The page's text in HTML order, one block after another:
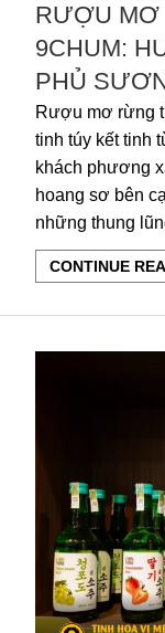
RƯỢU MƠ
9CHUM:
PHỦ
Rượu mơ rừng
tinh túy kết tinh
khách phương
hoang sơ bên
những thung
CONTINUE